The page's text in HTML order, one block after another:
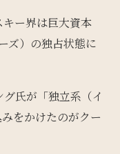
ー界は巨大資本
ズ）の独占状態に
氏が「独立系（イ
をかけたのがクー